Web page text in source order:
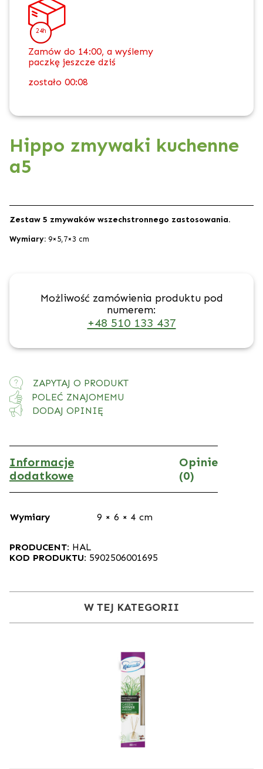
24h
Zamów do 14:00, a wyślemy
paczkę jeszcze dziś
zostało 00:08
Hippo zmywaki kuchenne
a5
Zestaw 5 zmywaków wszechstronnego zastosowania.
Wymiary: 9×5,7×3 cm
Możliwość zamówienia produktu pod
numerem:
+48 510 133 437
ZAPYTAJ O PRODUKT
POLEĆ ZNAJOMEMU
DODAJ OPINIĘ
Informacje
dodatkowe
Opinie
(0)
Wymiary 9 × 6 × 4 cm
PRODUCENT: HAL
KOD PRODUKTU: 5902506001695
W TEJ KATEGORII